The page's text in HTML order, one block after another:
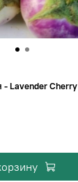
Lavender Cherry